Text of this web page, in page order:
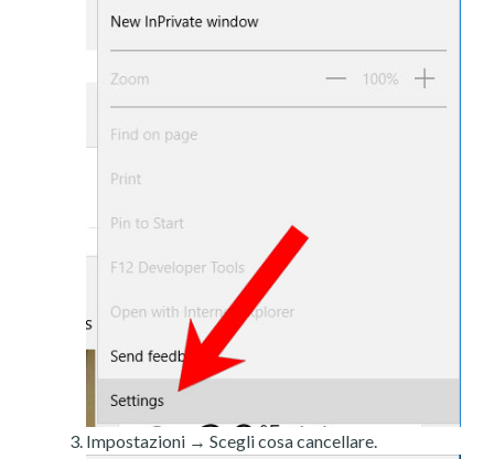
Impostazioni → Scegli cosa cancellare.